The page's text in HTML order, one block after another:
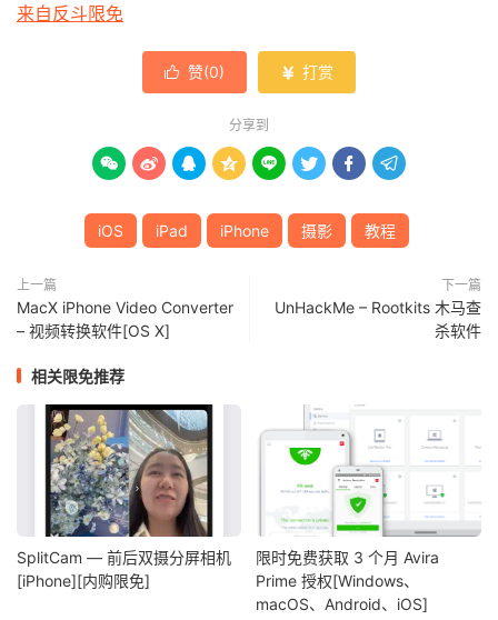
来自反斗限免
 赞(0)  打赏
分享到
       
iOS iPad iPhone 摄影 教程
上一篇
MacX iPhone Video Converter
– 视频转换软件[OS X]
下一篇
UnHackMe – Rootkits 木马查
杀软件
相关限免推荐
SplitCam — 前后双摄分屏相机
[iPhone][内购限免]
限时免费获取 3 个月 Avira
Prime 授权[Windows、
macOS、Android、iOS]